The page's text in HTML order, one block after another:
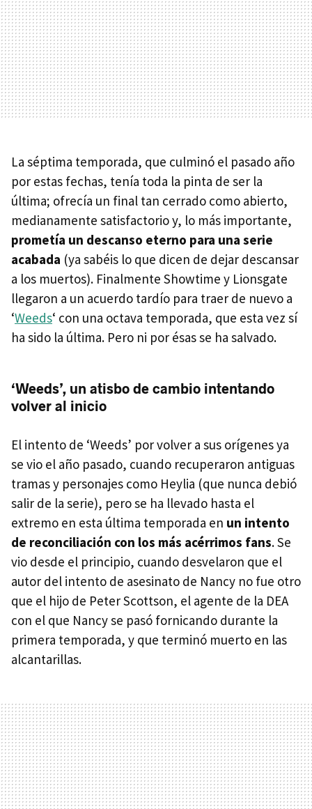
La séptima temporada, que culminó el pasado año
por estas fechas, tenía toda la pinta de ser la
última; ofrecía un final tan cerrado como abierto,
medianamente satisfactorio y, lo más importante,
prometía un descanso eterno para una serie
acabada (ya sabéis lo que dicen de dejar descansar
a los muertos). Finalmente Showtime y Lionsgate
llegaron a un acuerdo tardío para traer de nuevo a
‘Weeds‘ con una octava temporada, que esta vez sí
ha sido la última. Pero ni por ésas se ha salvado.
‘Weeds’, un atisbo de cambio intentando
volver al inicio
El intento de ‘Weeds’ por volver a sus orígenes ya
se vio el año pasado, cuando recuperaron antiguas
tramas y personajes como Heylia (que nunca debió
salir de la serie), pero se ha llevado hasta el
extremo en esta última temporada en un intento
de reconciliación con los más acérrimos fans. Se
vio desde el principio, cuando desvelaron que el
autor del intento de asesinato de Nancy no fue otro
que el hijo de Peter Scottson, el agente de la DEA
con el que Nancy se pasó fornicando durante la
primera temporada, y que terminó muerto en las
alcantarillas.